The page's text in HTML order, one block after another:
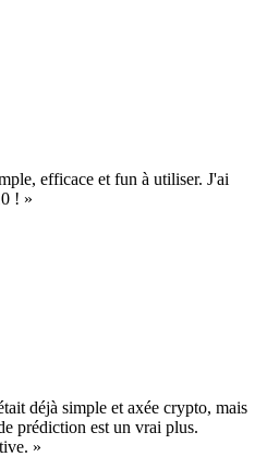
efficace et fun à utiliser. J'ai
! »
déjà simple et axée crypto, mais
prédiction est un vrai plus.
»